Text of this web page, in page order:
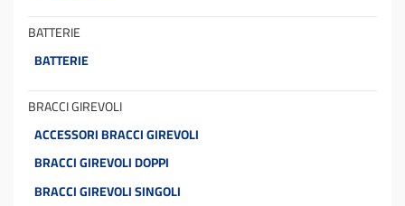
BATTERIE
BATTERIE
BRACCI GIREVOLI
ACCESSORI BRACCI GIREVOLI
BRACCI GIREVOLI DOPPI
BRACCI GIREVOLI SINGOLI